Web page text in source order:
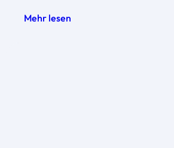
Mehr lesen